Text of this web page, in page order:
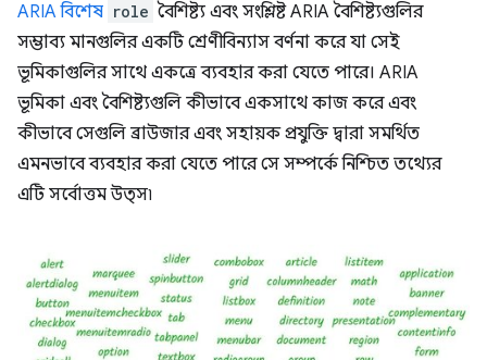
ARIA বিশেষ role বৈশিষ্ট্য এবং সংশ্লিষ্ট ARIA বৈশিষ্ট্যগুলির
সম্ভাব্য মানগুলির একটি শ্রেণীবিন্যাস বর্ণনা করে যা সেই
ভূমিকাগুলির সাথে একত্রে ব্যবহার করা যেতে পারে। ARIA
ভূমিকা এবং বৈশিষ্ট্যগুলি কীভাবে একসাথে কাজ করে এবং
কীভাবে সেগুলি ব্রাউজার এবং সহায়ক প্রযুক্তি দ্বারা সমর্থিত
এমনভাবে ব্যবহার করা যেতে পারে সে সম্পর্কে নিশ্চিত তথ্যের
এটি সর্বোত্তম উত্স৷